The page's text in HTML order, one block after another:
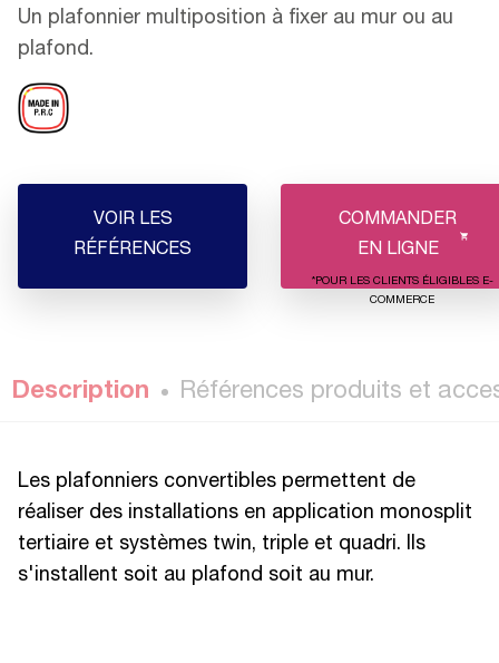
Un plafonnier multiposition à fixer au mur ou au
plafond.
VOIR LES
RÉFÉRENCES
COMMANDER
EN LIGNE
*POUR LES CLIENTS ÉLIGIBLES E-
COMMERCE
Description Références produits et
Les plafonniers convertibles permettent de
réaliser des installations en application monosplit
tertiaire et systèmes twin, triple et quadri. Ils
s'installent soit au plafond soit au mur.